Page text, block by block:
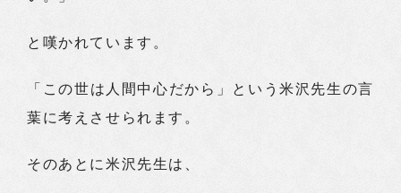
と嘆かれています。
「この世は人間中心だから」という米沢先生の言
葉に考えさせられます。
そのあとに米沢先生は、